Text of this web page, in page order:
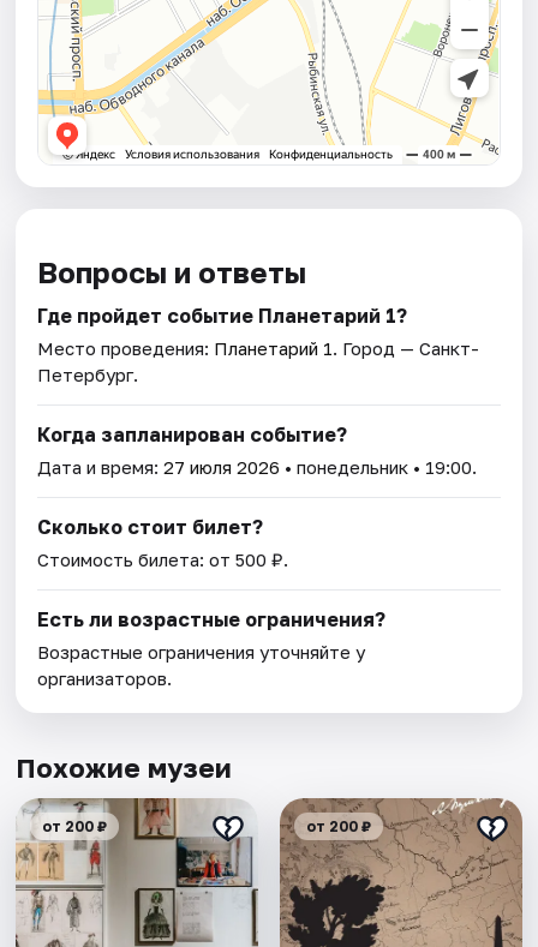
Вопросы и ответы
Где пройдет событие Планетарий 1?
Место проведения: Планетарий 1. Город — Санкт-
Петербург.
Когда запланирован событие?
Дата и время:27 июля 2026 • понедельник • 19:00.
Сколько стоит билет?
Стоимость билета: от 500 ₽.
Есть ли возрастные ограничения?
Возрастные ограничения уточняйте у
организаторов.
Похожие музеи
от 200 ₽ от 200 ₽